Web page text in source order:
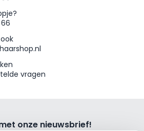
vragen
onze nieuwsbrief!